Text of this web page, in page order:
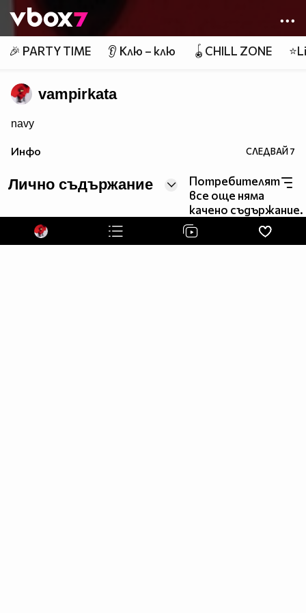
👾
🎉 PARTY TIME 👂 Клю – клю 🪀CHILL ZONE
vampirkata
navy
Инфо СЛЕДВАЙ7
Лично съдържание
Потребителят
все още няма
качено съдържание.